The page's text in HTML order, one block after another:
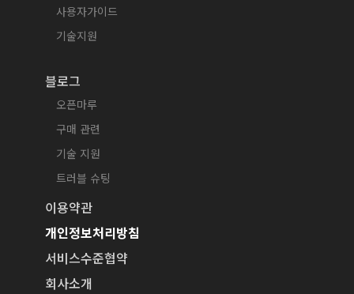
사용자가이드
기술지원
블로그
오픈마루
구매 관련
기술 지원
트러블 슈팅
이용약관
개인정보처리방침
서비스수준협약
회사소개